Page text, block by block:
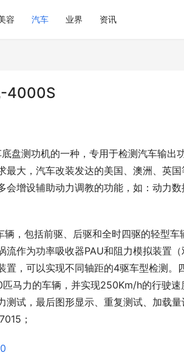
容 汽车 业界 资讯
-4000S
盘测功机的一种，专用于检测汽车输出
大，汽车改装发达的美国、澳洲、英国
会增设辅助动力调教的功能，如：动力数
，包括前驱、后驱和全时四驱的轻型车
作为功率吸收器PAU和阻力模拟装置
，可以实现不同轴距的4驱车型检测。
马力的车辆，并实现250Km/h的行驶速
试，最后图形显示、重复测试、加载量
；